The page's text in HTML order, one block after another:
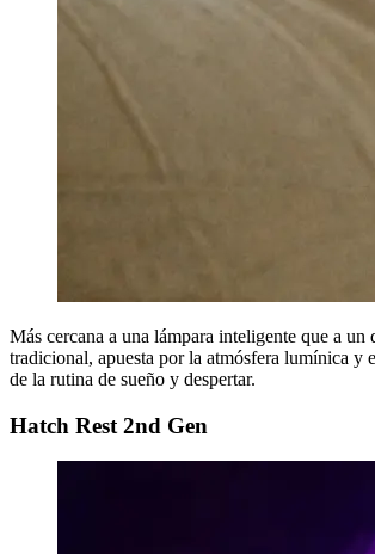
Más cercana a una lámpara inteligente que a un
tradicional, apuesta por la atmósfera lumínica y
de la rutina de sueño y despertar.
Hatch Rest 2nd Gen